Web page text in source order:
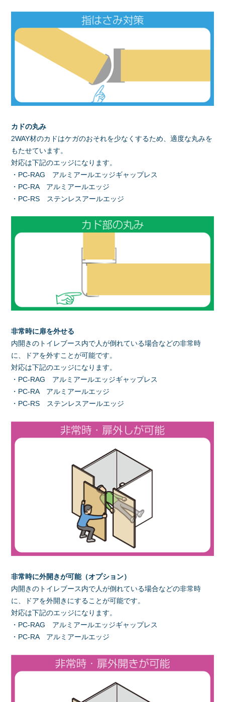
カドの丸み
2WAY材のカドはケガのおそれを少なくするため、適度な丸みを
もたせています。
対応は下記のエッジになります。
・PC-RAG アルミアールエッジギャップレス
・PC-RA アルミアールエッジ
・PC-RS ステンレスアールエッジ
非常時に扉を外せる
内開きのトイレブース内で人が倒れている場合などの非常時
に、ドアを外すことが可能です。
対応は下記のエッジになります。
・PC-RAG アルミアールエッジギャップレス
・PC-RA アルミアールエッジ
・PC-RS ステンレスアールエッジ
非常時に外開きが可能（オプション）
内開きのトイレブース内で人が倒れている場合などの非常時
に、ドアを外開きにすることが可能です。
対応は下記のエッジになります。
・PC-RAG アルミアールエッジギャップレス
・PC-RA アルミアールエッジ